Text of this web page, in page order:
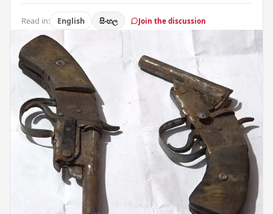
Read in: English සිංහල Join the discussion